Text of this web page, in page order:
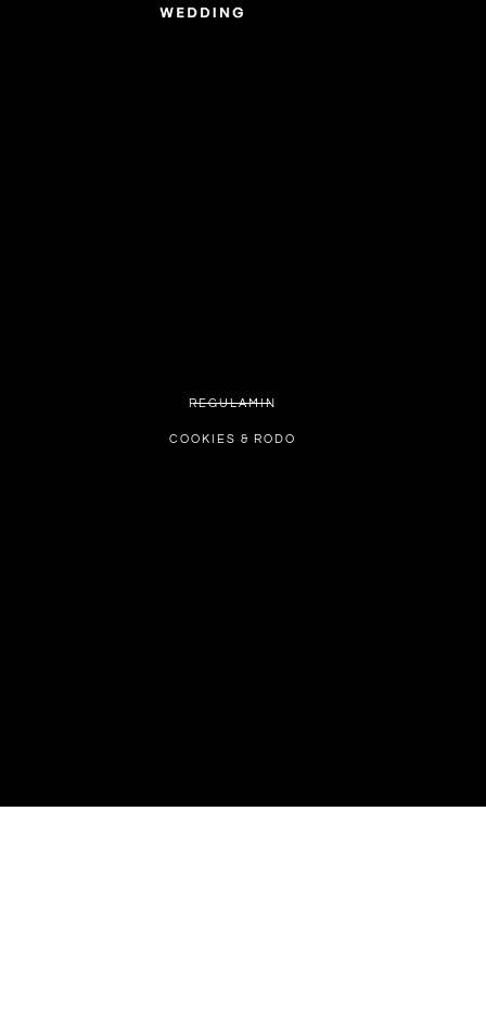
REGULAMIN
COOKIES & RODO